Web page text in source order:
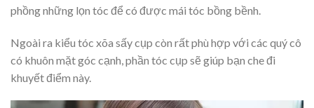
phồng những lọn tóc để có được mái tóc bồng bềnh.
Ngoài ra kiểu tóc xõa sấy cụp còn rất phù hợp với các quý cô
có khuôn mặt góc cạnh, phần tóc cụp sẽ giúp bạn che đi
khuyết điểm này.